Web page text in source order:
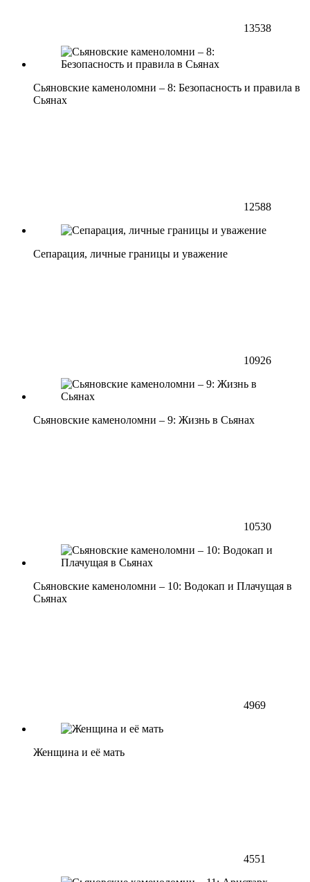
13538
Сьяновские каменоломни – 8: Безопасность и правила в
Сьянах
12588
Сепарация, личные границы и уважение
10926
Сьяновские каменоломни – 9: Жизнь в Сьянах
10530
Сьяновские каменоломни – 10: Водокап и Плачущая в
Сьянах
4969
Женщина и её мать
4551